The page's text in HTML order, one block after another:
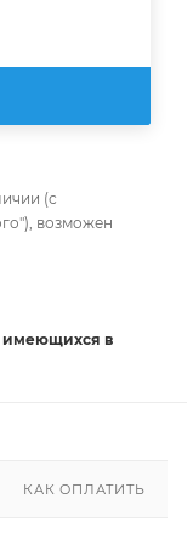
(с
возможен
имеющихся в
КАК ОПЛАТИТЬ